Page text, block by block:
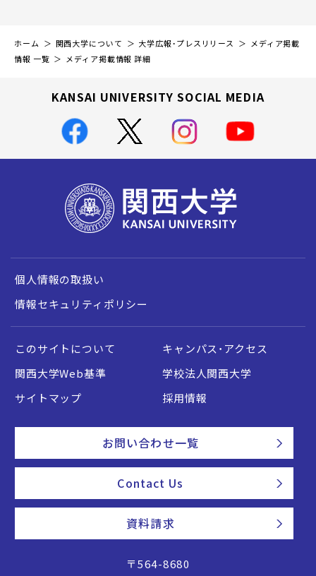
ホーム 関西大学について 大学広報・プレスリリース
メディア掲載
情報 一覧
メディア掲載情報 詳細
KANSAI UNIVERSITY SOCIAL MEDIA
個人情報の取扱い
情報セキュリティポリシー
このサイトについて
キャンパス・アクセス
関西大学Web基準
学校法人関西大学
サイトマップ
採用情報
お問い合わせ一覧
Contact Us
資料請求
〒564-8680